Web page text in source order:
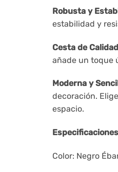
Robusta y
estabilidad y
Cesta de
añade un toque
Moderna y
decoración.
espacio.
Color: Negro